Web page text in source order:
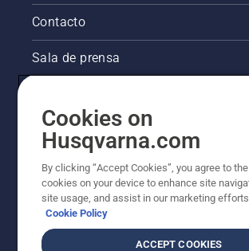
Contacto
Sala de prensa
Otros sitios de Husqvarna
La visión de Husqvarna sobre la
Cookies on
Husqvarna.com
By clicking “Accept Cookies”, you agree to
cookies on your device to enhance site
site usage, and assist in our marketing
Cookie Policy
ACCEPT COOKIES